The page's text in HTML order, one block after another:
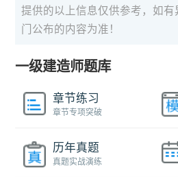
提供的以上信息仅供参考，如
门公布的内容为准！
一级建造师题库
章节练习
章节专项突破
历年真题
真题实战演练